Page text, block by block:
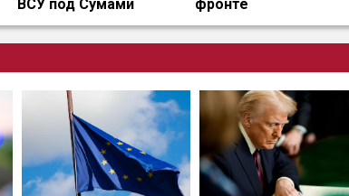
ВСУ под Сумами
фронте